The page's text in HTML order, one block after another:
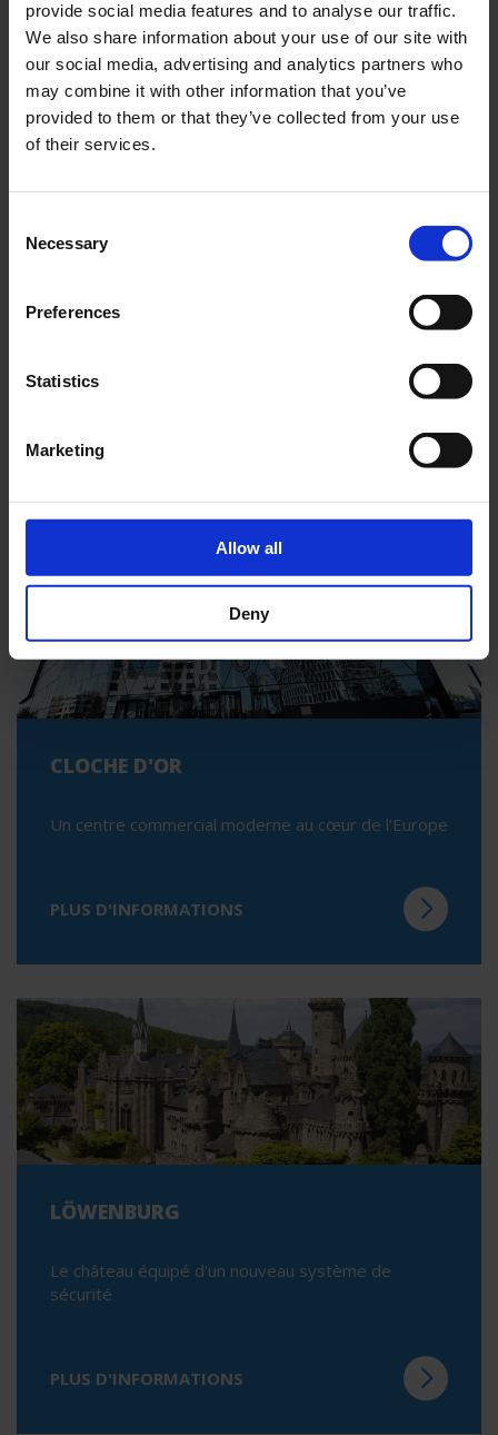
provide social media features and to analyse our traffic.
We also share information about your use of our site with
our social media, advertising and analytics partners who
may combine it with other information that you’ve
provided to them or that they’ve collected from your use
of their services.
Selection
Necessary
Preferences
Statistics
Marketing
Allow all
Deny
TYPES DE SURVEILLANCE
RÉFÉRENCES - NOS PRODUITS
CLOCHE D'OR
Un centre commercial moderne au cœur de l'Europe
PLUS D'INFORMATIONS
LÖWENBURG
Le château équipé d'un nouveau système de
sécurité
PLUS D'INFORMATIONS